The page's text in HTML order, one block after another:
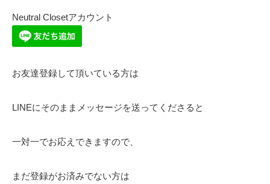
Neutral Closetアカウント
お友達登録して頂いている方は
LINEにそのままメッセージを送ってくださると
一対一でお応えできますので、
まだ登録がお済みでない方は